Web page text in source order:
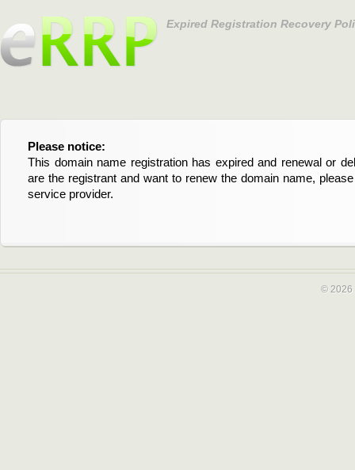
Expired Registration Recovery
Please notice:
This domain name registration has expired and renewal or
are the registrant and want to renew the domain name,
service provider.
Bitte beachten Sie:
Diese Domainregistrierung ist abgelaufen und die
Domain stehen an. Wenn Sie der Registrant sind und
verlängern möchten, kontaktieren Sie bitte Ihren Service-
© 2026